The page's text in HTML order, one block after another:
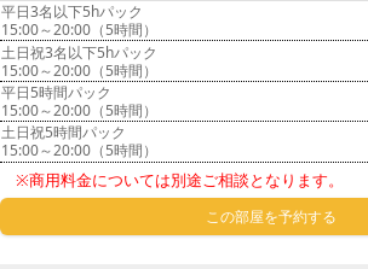
平日3名以下5hパック
15:00～20:00（5時間）
土日祝3名以下5hパック
15:00～20:00（5時間）
平日5時間パック
15:00～20:00（5時間）
土日祝5時間パック
15:00～20:00（5時間）
※商用料金については別途ご相談となります。
この部屋を予約する